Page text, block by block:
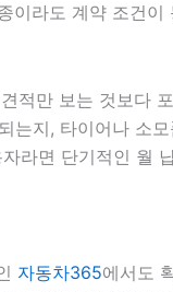
라도 계약 조건
적만 보는 것보
지, 타이어나
면 단기적인 월
자동차365에서도